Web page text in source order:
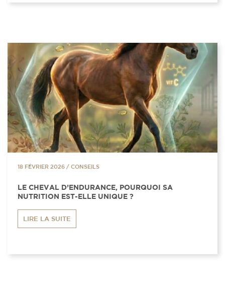
18 FÉVRIER 2026 / CONSEILS
LE CHEVAL D’ENDURANCE, POURQUOI SA
NUTRITION EST-ELLE UNIQUE ?
LIRE LA SUITE